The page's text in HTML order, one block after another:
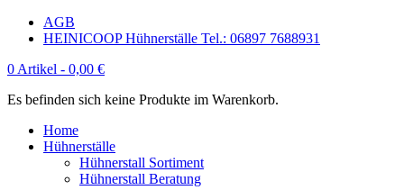
AGB
HEINICOOP Hühnerställe Tel.: 06897 7688931
0 Artikel - 0,00 €
Es befinden sich keine Produkte im Warenkorb.
Home
Hühnerställe
Hühnerstall Sortiment
Hühnerstall Beratung